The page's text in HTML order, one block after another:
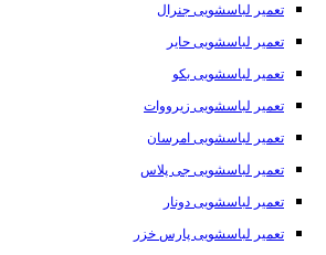
تعمیر لباسشویی جنرال
تعمیر لباسشویی حایر
تعمیر لباسشویی بکو
تعمیر لباسشویی زیرووات
تعمیر لباسشویی امرسان
تعمیر لباسشویی جی پلاس
تعمیر لباسشویی دونار
تعمیر لباسشویی پارس خزر